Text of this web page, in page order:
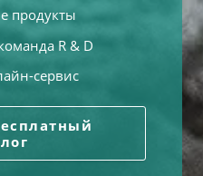
продукты
R & D
сервис